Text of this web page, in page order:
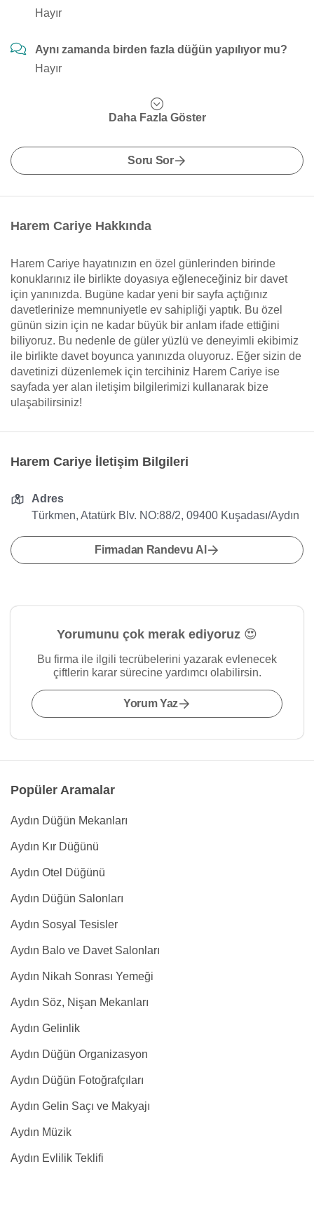
Hayır
Aynı zamanda birden fazla düğün yapılıyor mu?
Hayır
Daha Fazla Göster
Soru Sor
Harem Cariye Hakkında
Harem Cariye hayatınızın en özel günlerinden birinde
konuklarınız ile birlikte doyasıya eğleneceğiniz bir davet
için yanınızda. Bugüne kadar yeni bir sayfa açtığınız
davetlerinize memnuniyetle ev sahipliği yaptık. Bu özel
günün sizin için ne kadar büyük bir anlam ifade ettiğini
biliyoruz. Bu nedenle de güler yüzlü ve deneyimli ekibimiz
ile birlikte davet boyunca yanınızda oluyoruz. Eğer sizin de
davetinizi düzenlemek için tercihiniz Harem Cariye ise
sayfada yer alan iletişim bilgilerimizi kullanarak bize
ulaşabilirsiniz!
Harem Cariye İletişim Bilgileri
Adres
Türkmen, Atatürk Blv. NO:88/2, 09400 Kuşadası/Aydın
Firmadan Randevu Al
Yorumunu çok merak ediyoruz 😍
Bu firma ile ilgili tecrübelerini yazarak evlenecek
çiftlerin karar sürecine yardımcı olabilirsin.
Yorum Yaz
Popüler Aramalar
Aydın Düğün Mekanları
Aydın Kır Düğünü
Aydın Otel Düğünü
Aydın Düğün Salonları
Aydın Sosyal Tesisler
Aydın Balo ve Davet Salonları
Aydın Nikah Sonrası Yemeği
Aydın Söz, Nişan Mekanları
Aydın Gelinlik
Aydın Düğün Organizasyon
Aydın Düğün Fotoğrafçıları
Aydın Gelin Saçı ve Makyajı
Aydın Müzik
Aydın Evlilik Teklifi